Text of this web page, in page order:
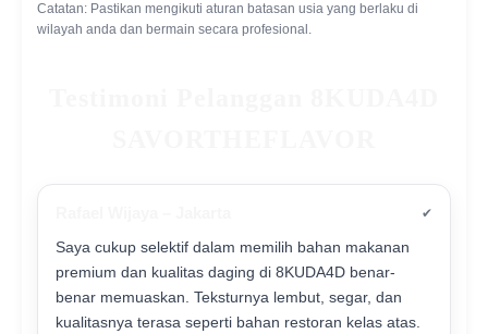
Catatan: Pastikan mengikuti aturan batasan usia yang berlaku di
wilayah anda dan bermain secara profesional.
✔
Saya cukup selektif dalam memilih bahan makanan
premium dan kualitas daging di 8KUDA4D benar-
benar memuaskan. Teksturnya lembut, segar, dan
kualitasnya terasa seperti bahan restoran kelas atas.